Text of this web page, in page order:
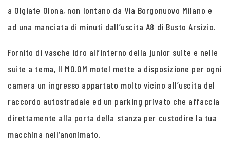
a Olgiate Olona, non lontano da Via Borgonuovo Milano e
ad una manciata di minuti dall’uscita A8 di Busto Arsizio.
Fornito di vasche idro all’interno della junior suite e nelle
suite a tema, Il MO.OM motel mette a disposizione per ogni
camera un ingresso appartato molto vicino all’uscita del
raccordo autostradale ed un parking privato che affaccia
direttamente alla porta della stanza per custodire la tua
macchina nell’anonimato.